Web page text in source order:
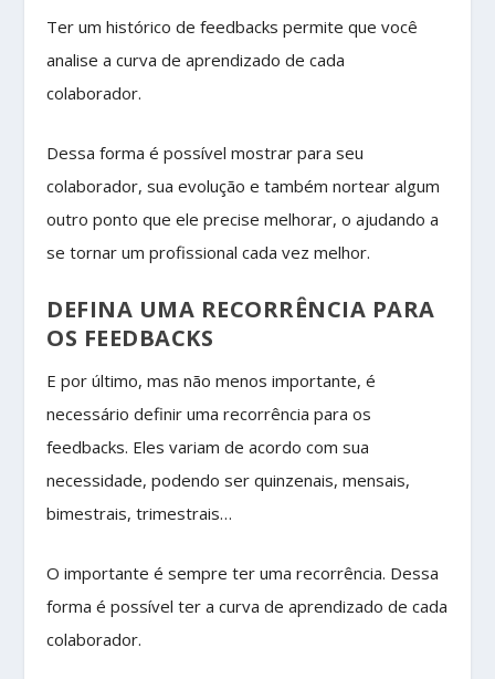
Ter um histórico de feedbacks permite que você
analise a curva de aprendizado de cada
colaborador.
Dessa forma é possível mostrar para seu
colaborador, sua evolução e também nortear algum
outro ponto que ele precise melhorar, o ajudando a
se tornar um profissional cada vez melhor.
DEFINA UMA RECORRÊNCIA PARA
OS FEEDBACKS
E por último, mas não menos importante, é
necessário definir uma recorrência para os
feedbacks. Eles variam de acordo com sua
necessidade, podendo ser quinzenais, mensais,
bimestrais, trimestrais…
O importante é sempre ter uma recorrência. Dessa
forma é possível ter a curva de aprendizado de cada
colaborador.